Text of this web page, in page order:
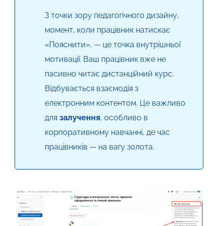
З точки зору педагогічного дизайну,
момент, коли працівник натискає
«Пояснити», — це точка внутрішньої
мотивації. Ваш працівник вже не
пасивно читає дистанційний курс.
Відбувається взаємодія з
електронним контентом. Це важливо
для залучення, особливо в
корпоративному навчанні, де час
працівників — на вагу золота.